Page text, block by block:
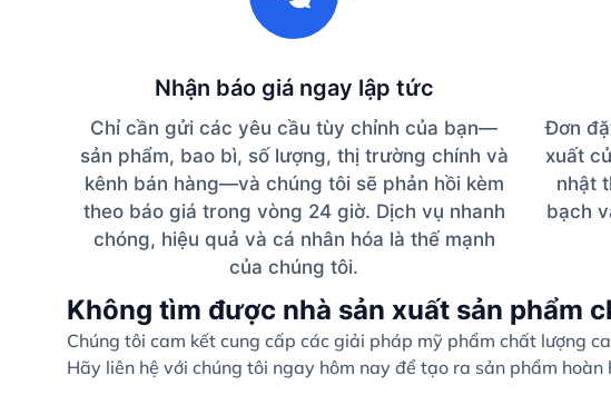
Nhận báo giá ngay lập tức
Chỉ cần gửi các yêu cầu tùy chỉnh của bạn—
sản phẩm, bao bì, số lượng, thị trường chính và
kênh bán hàng—và chúng tôi sẽ phản hồi kèm
theo báo giá trong vòng 24 giờ. Dịch vụ nhanh
chóng, hiệu quả và cá nhân hóa là thế mạnh
của chúng tôi.
Đơn
xuất
nhật
bạch
Không tìm được nhà sản xuất sản phẩm
Chúng tôi cam kết cung cấp các giải pháp mỹ phẩm chất lượng
Hãy liên hệ với chúng tôi ngay hôm nay để tạo ra sản phẩm hoàn